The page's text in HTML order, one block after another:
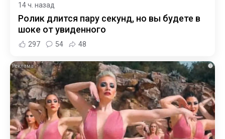
14 ч. назад
Ролик длится пару секунд, но вы будете в
шоке от увиденного
297 54 48
i